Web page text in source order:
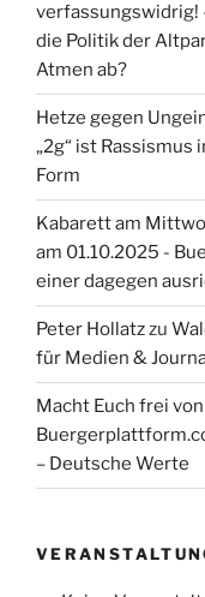
die Politik der
Atmen ab?
Hetze gegen
„2g“ ist Rassismus
Form
Kabarett am
am 01.10.2025 -
einer dagegen
Peter Hollatzzu
für Medien &
Macht Euch frei
– Deutsche Werte